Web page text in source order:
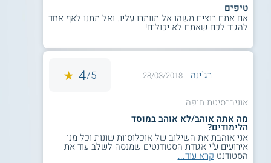
טיפים
אם אתם רוצים משהו אל תוותרו עליו. ואל תתנו לאף אחד
להגיד לכם שאתם לא יכולים!
רג`ינה 28/03/2018
5/
4
אוניברסיטת חיפה
מה אתה אוהב/לא אוהב במוסד
הלימודים?
אני אוהבת את השילוב של אוכלוסיות שונות וכל מני
אירועים ע"י אגודת הסטודנטים שמנסה לשלב עוד את
הסטודנט קרא עוד...